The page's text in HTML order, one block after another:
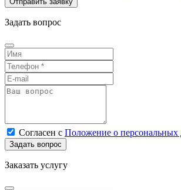
Задать вопрос
Согласен с Положение о персональных
Заказать услугу